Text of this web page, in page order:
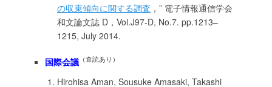
の収束傾向に関する調査 ，” 電子情報通信学会
和文論文誌 D，Vol.J97-D, No.7. pp.1213–
1215, July 2014.
国際会議 （査読あり）
Hirohisa Aman, Sousuke Amasaki, Takashi